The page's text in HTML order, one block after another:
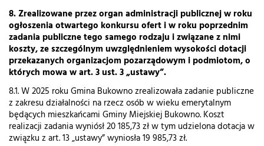
8. Zrealizowane przez organ administracji publicznej w roku
ogłoszenia otwartego konkursu ofert i w roku poprzednim
zadania publiczne tego samego rodzaju i związane z nimi
koszty, ze szczególnym uwzględnieniem wysokości dotacji
przekazanych organizacjom pozarządowym i podmiotom, o
których mowa w art. 3 ust. 3 „ustawy”.
8.1. W 2025 roku Gmina Bukowno zrealizowała zadanie publiczne
z zakresu działalności na rzecz osób w wieku emerytalnym
będących mieszkańcami Gminy Miejskiej Bukowno. Koszt
realizacji zadania wyniósł 20 185,73 zł w tym udzielona dotacja w
związku z art. 13 „ustawy” wyniosła 19 985,73 zł.